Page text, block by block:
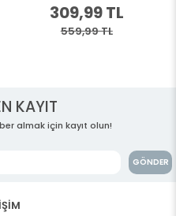
309,99 TL
559,99 TL
KAYIT
almak için kayıt olun!
GÖNDER